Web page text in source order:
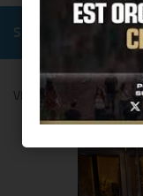
SUIVRE :
VENDANGES